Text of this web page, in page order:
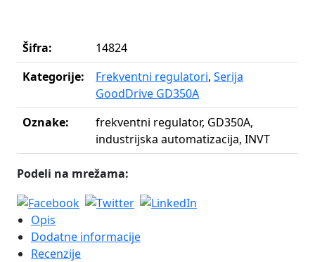
Šifra:
14824
Kategorije:
Frekventni regulatori, Serija
GoodDrive GD350A
Oznake:
frekventni regulator, GD350A,
industrijska automatizacija, INVT
Podeli na mrežama:
Opis
Dodatne informacije
Recenzije